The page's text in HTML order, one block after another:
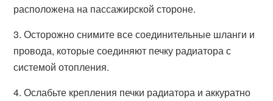
расположена на пассажирской стороне.
3. Осторожно снимите все соединительные шланги и
провода, которые соединяют печку радиатора с
системой отопления.
4. Ослабьте крепления печки радиатора и аккуратно